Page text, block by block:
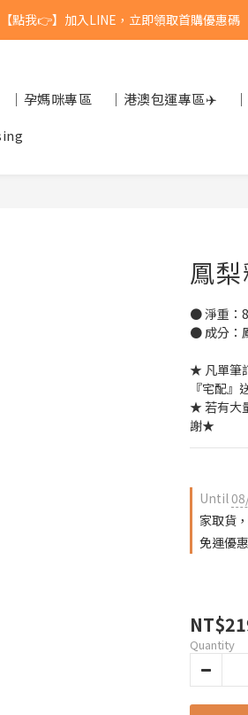
台灣$1200 免運 / 港澳 $5000 免運
我👉】加入淡果香小公寓🍎 享每月獨家優
｜孕媽咪專區 ｜港澳包運專區✈️
鳳
● 淨重：
● 成分：
★ 凡單筆
『宅配
★ 若有大
謝★
Until
家取貨
免運優
Quantity